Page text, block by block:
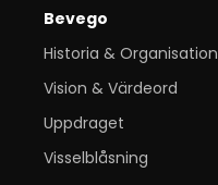
Bevego
Historia & Organisation
Vision & Värdeord
Uppdraget
Visselblåsning